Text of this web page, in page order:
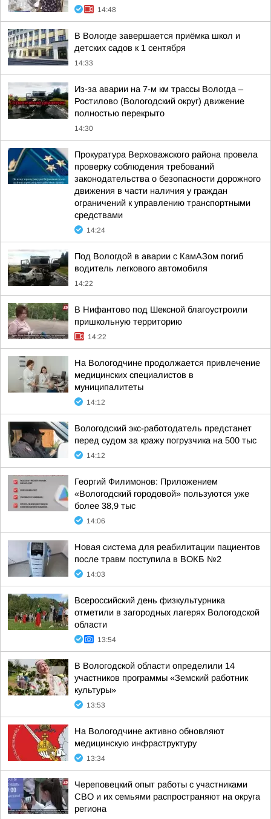
14:48
В Вологде завершается приёмка школ и
детских садов к 1 сентября
14:33
Из-за аварии на 7-м км трассы Вологда –
Ростилово (Вологодский округ) движение
полностью перекрыто
14:30
Прокуратура Верховажского района провела
проверку соблюдения требований
законодательства о безопасности дорожного
движения в части наличия у граждан
ограничений к управлению транспортными
средствами
14:24
Под Вологдой в аварии с КамАЗом погиб
водитель легкового автомобиля
14:22
В Нифантово под Шексной благоустроили
пришкольную территорию
14:22
На Вологодчине продолжается привлечение
медицинских специалистов в
муниципалитеты
14:12
Вологодский экс-работодатель предстанет
перед судом за кражу погрузчика на 500 тыс
14:12
Георгий Филимонов: Приложением
«Вологодский городовой» пользуются уже
более 38,9 тыс
14:06
Новая система для реабилитации пациентов
после травм поступила в ВОКБ №2
14:03
Всероссийский день физкультурника
отметили в загородных лагерях Вологодской
области
13:54
В Вологодской области определили 14
участников программы «Земский работник
культуры»
13:53
На Вологодчине активно обновляют
медицинскую инфраструктуру
13:34
Череповецкий опыт работы с участниками
СВО и их семьями распространяют на округа
региона